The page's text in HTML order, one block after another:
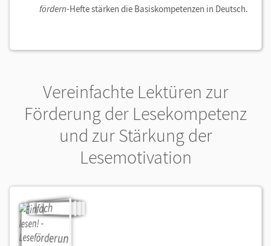
fördern-Hefte stärken die Basiskompetenzen in Deutsch.
Vereinfachte Lektüren zur
Förderung der Lesekompetenz
und zur Stärkung der
Lesemotivation